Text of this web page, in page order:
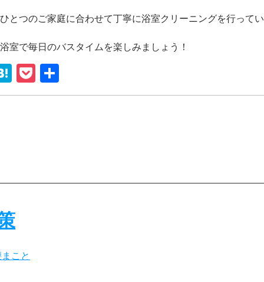
とつのご家庭に合わせて丁寧に浴室クリーニングを行って
室で毎日のバスタイムを楽しみましょう！
HatenaPocket
有
こと